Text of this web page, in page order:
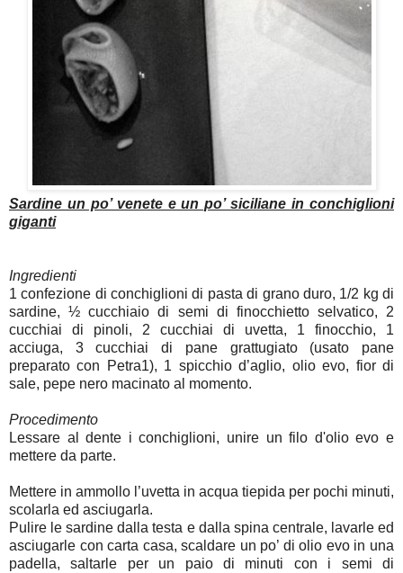
Sardine un po’ venete e un po’ siciliane in conchiglioni
giganti
Ingredienti
1 confezione di conchiglioni di pasta di grano duro, 1/2 kg di
sardine, ½ cucchiaio di semi di finocchietto selvatico, 2
cucchiai di pinoli, 2 cucchiai di uvetta, 1 finocchio, 1
acciuga, 3 cucchiai di pane grattugiato (usato pane
preparato con Petra1), 1 spicchio d’aglio, olio evo, fior di
sale, pepe nero macinato al momento.
Procedimento
Lessare al dente i conchiglioni, unire un filo d'olio evo e
mettere da parte.
Mettere in ammollo l’uvetta in acqua tiepida per pochi minuti,
scolarla ed asciugarla.
Pulire le sardine dalla testa e dalla spina centrale, lavarle ed
asciugarle con carta casa, scaldare un po’ di olio evo in una
padella, saltarle per un paio di minuti con i semi di